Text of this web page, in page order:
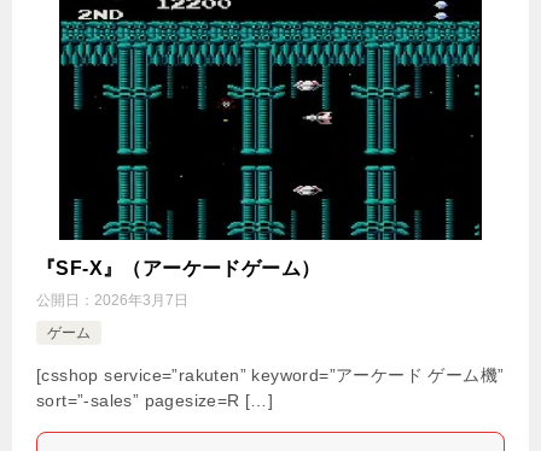
『SF-X』（アーケードゲーム）
公開日： 2026年3月7日
ゲーム
[csshop service=”rakuten” keyword=”アーケード ゲーム機”
sort=”-sales” pagesize=R […]